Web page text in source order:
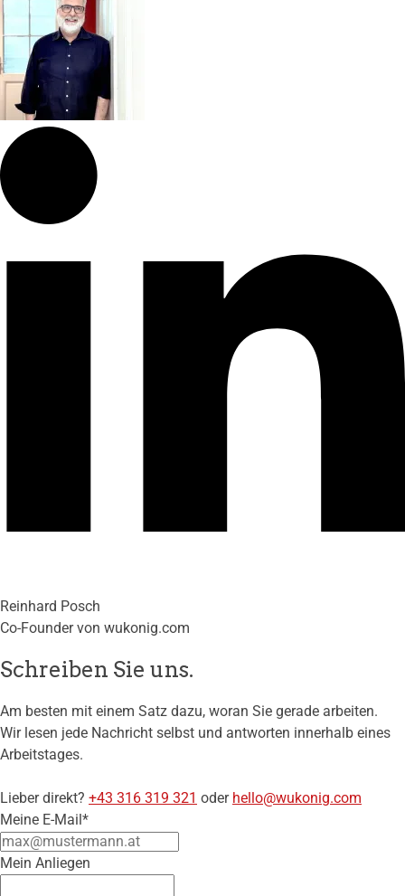
Reinhard Posch
Co-Founder von wukonig.com
Schreiben Sie uns.
Am besten mit einem Satz dazu, woran Sie gerade arbeiten.
Wir lesen jede Nachricht selbst und antworten innerhalb eines
Arbeitstages.
Lieber direkt? +43 316 319 321 oder hello@wukonig.com
Meine E-Mail*
Mein Anliegen